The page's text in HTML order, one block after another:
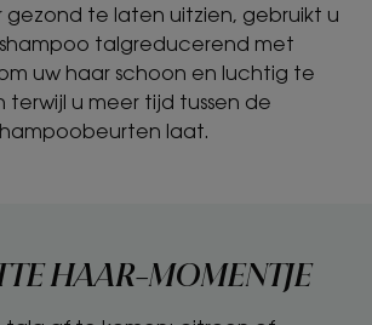
gezond te laten uitzien, gebruikt u
talgreducerend met
uw haar schoon en luchtig te
terwijl u meer tijd tussen de
laat.
HAAR-MOMENTJE